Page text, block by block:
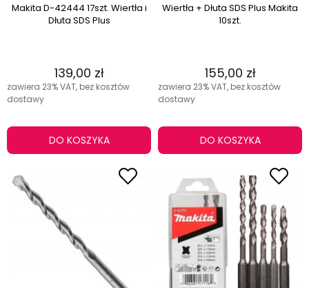
Makita D-42444 17szt. Wiertła i
Dłuta SDS Plus
139,00 zł
zawiera 23% VAT, bez kosztów
dostawy
DO KOSZYKA
Wiertła + Dłuta SDS Plus Makita
10szt.
155,00 zł
zawiera 23% VAT, bez kosztów
dostawy
DO KOSZYKA